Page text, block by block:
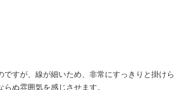
すが、線が細いため、非常にすっきりと掛けら
ぬ雰囲気を感じさせます。